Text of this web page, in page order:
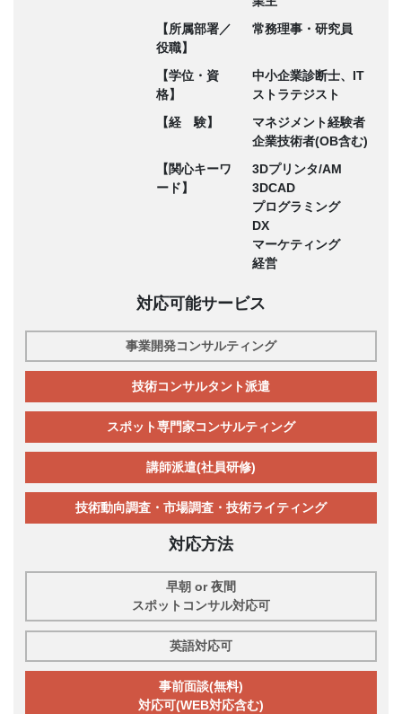
【所属部署／
役職】
常務理事・研究員
【学位・資
格】
中小企業診断士、IT
ストラテジスト
【経 験】
マネジメント経験者
企業技術者(OB含む)
【関心キーワ
ード】
3Dプリンタ/AM
3DCAD
プログラミング
DX
マーケティング
経営
対応可能サービス
事業開発コンサルティング
技術コンサルタント派遣
スポット専門家コンサルティング
講師派遣(社員研修)
技術動向調査・市場調査・技術ライティング
対応方法
早朝 or 夜間
スポットコンサル対応可
英語対応可
事前面談(無料)
対応可(WEB対応含む)